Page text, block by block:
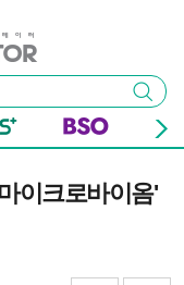
검색
이크로바이옴'